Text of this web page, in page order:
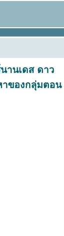
านเดส ดาว
ของกลุ่มตอน